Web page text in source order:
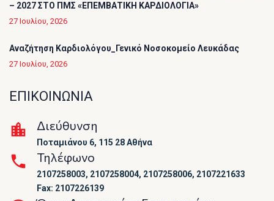
– 2027 ΣΤΟ ΠΜΣ «ΕΠΕΜΒΑΤΙΚΗ ΚΑΡΔΙΟΛΟΓΙΑ»
27 Ιουλίου, 2026
Αναζήτηση Καρδιολόγου_Γενικό Νοσοκομείο Λευκάδας
27 Ιουλίου, 2026
ΕΠΙΚΟΙΝΩΝΙΑ
Διεύθυνση
Ποταμιάνου 6, 115 28 Αθήνα
Τηλέφωνο
2107258003, 2107258004, 2107258006, 2107221633
Fax: 2107226139